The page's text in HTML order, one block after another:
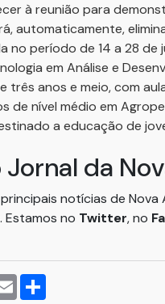
à reunião para
automaticamente,
no período de 14 a 28
em Análise e
três anos e meio, com
de nível médio em
a educação de
da
notícias de Nova
Estamos no Twitter, no
Email